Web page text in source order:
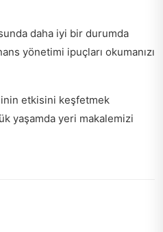
daha iyi bir durumda
yönetimi ipuçları okumanızı
etkisini keşfetmek
yaşamda yeri makalemizi